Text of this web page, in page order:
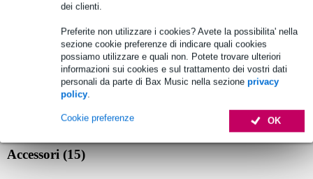
dei clienti.
Preferite non utilizzare i cookies? Avete la possibilita' nella
sezione cookie preferenze di indicare quali cookies
possiamo utilizzare e quali non. Potete trovare ulteriori
informazioni sui cookies e sul trattamento dei vostri dati
personali da parte di Bax Music nella sezione privacy
policy.
OK
Cookie preferenze
Accessori (15)